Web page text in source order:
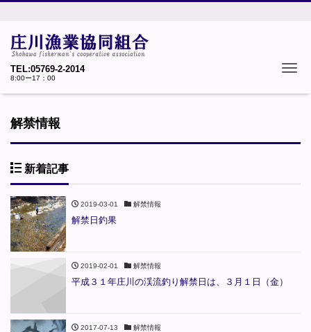
TEL:05769-2-2014
8:00ー17：00
解禁情報
新着記事
2019-03-01 解禁情報
解禁日釣果
2019-02-01 解禁情報
平成３１年庄川の渓流釣り解禁日は、３月１日（金）
2017-07-13 解禁情報